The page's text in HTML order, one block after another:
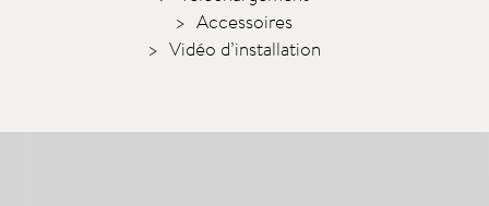
Accessoires
Vidéo d’installation